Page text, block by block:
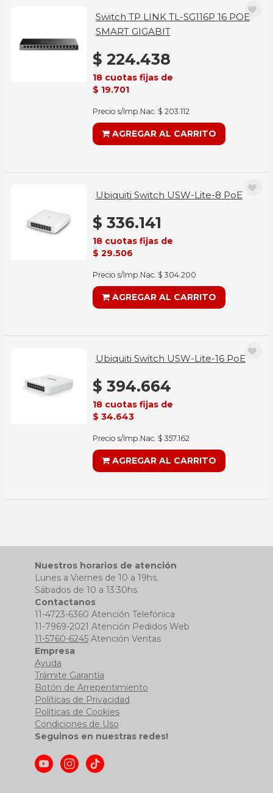
Switch TP LINK TL-SG116P 16 POE
SMART GIGABIT
$ 224.438
18 cuotas fijas de
$ 19.701
Precio s/Imp.Nac. $ 203.112
AGREGAR AL CARRITO
Ubiquiti Switch USW-Lite-8 PoE
$ 336.141
18 cuotas fijas de
$ 29.506
Precio s/Imp.Nac. $ 304.200
AGREGAR AL CARRITO
Ubiquiti Switch USW-Lite-16 PoE
$ 394.664
18 cuotas fijas de
$ 34.643
Precio s/Imp.Nac. $ 357.162
AGREGAR AL CARRITO
Nuestros horarios de atención
Lunes a Viernes de 10 a 19hs.
Sábados de 10 a 13:30hs
Contactanos
11-4723-6360 Atención Telefónica
11-7969-2021 Atención Pedidos Web
11-5760-6245Atención Ventas
Empresa
Ayuda
Trámite Garantía
Botón de Arrepentimiento
Políticas de Privacidad
Políticas de Cookies
Condiciones de Uso
Seguinos en nuestras redes!